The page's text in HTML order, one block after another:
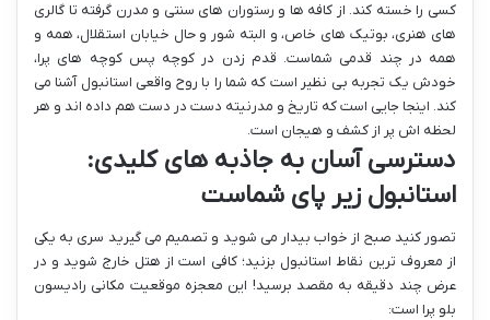
کسی را خسته کند. از کافه ها و رستوران های سنتی و مدرن گرفته تا گالری
های هنری، بوتیک های خاص، و البته شور و حال خیابان استقلال، همه و
همه در چند قدمی شماست. قدم زدن در کوچه پس کوچه های پرا،
خودش یک تجربه بی نظیر است که شما را با روح واقعی استانبول آشنا می
کند. اینجا جایی است که تاریخ و مدرنیته دست در دست هم داده اند و هر
لحظه اش پر از کشف و هیجان است.
دسترسی آسان به جاذبه های کلیدی:
استانبول زیر پای شماست
تصور کنید صبح از خواب بیدار می شوید و تصمیم می گیرید سری به یکی
از معروف ترین نقاط استانبول بزنید؛ کافی است از هتل خارج شوید و در
عرض چند دقیقه به مقصد برسید! این معجزه موقعیت مکانی رادیسون
بلو پرا است: